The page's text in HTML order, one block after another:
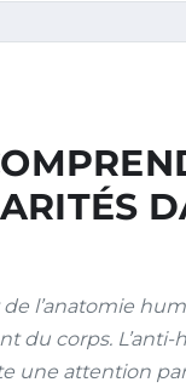
l’anatomie
du corps.
une attention